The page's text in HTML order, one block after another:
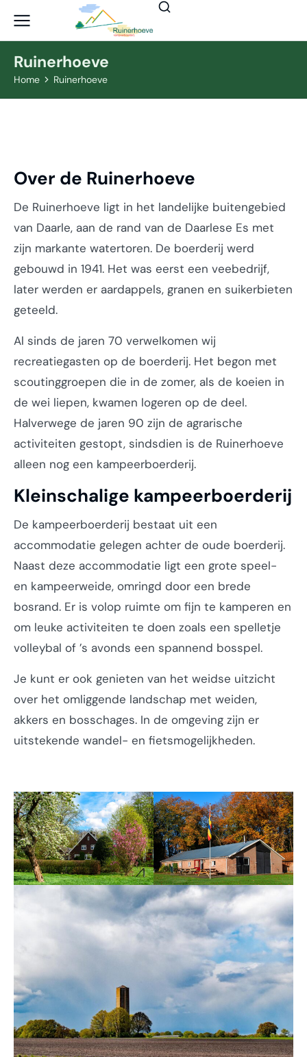
Ruinerhoeve
Je bent hier:
Home Ruinerhoeve
Over de Ruinerhoeve
De Ruinerhoeve ligt in het landelijke buitengebied
van Daarle, aan de rand van de Daarlese Es met
zijn markante watertoren. De boerderij werd
gebouwd in 1941. Het was eerst een veebedrijf,
later werden er aardappels, granen en suikerbieten
geteeld.
Al sinds de jaren 70 verwelkomen wij
recreatiegasten op de boerderij. Het begon met
scoutinggroepen die in de zomer, als de koeien in
de wei liepen, kwamen logeren op de deel.
Halverwege de jaren 90 zijn de agrarische
activiteiten gestopt, sindsdien is de Ruinerhoeve
alleen nog een kampeerboerderij.
Kleinschalige kampeerboerderij
De kampeerboerderij bestaat uit een
accommodatie gelegen achter de oude boerderij.
Naast deze accommodatie ligt een grote speel-
en kampeerweide, omringd door een brede
bosrand. Er is volop ruimte om fijn te kamperen en
om leuke activiteiten te doen zoals een spelletje
volleybal of ’s avonds een spannend bosspel.
Je kunt er ook genieten van het weidse uitzicht
over het omliggende landschap met weiden,
akkers en bosschages. In de omgeving zijn er
uitstekende wandel- en fietsmogelijkheden.